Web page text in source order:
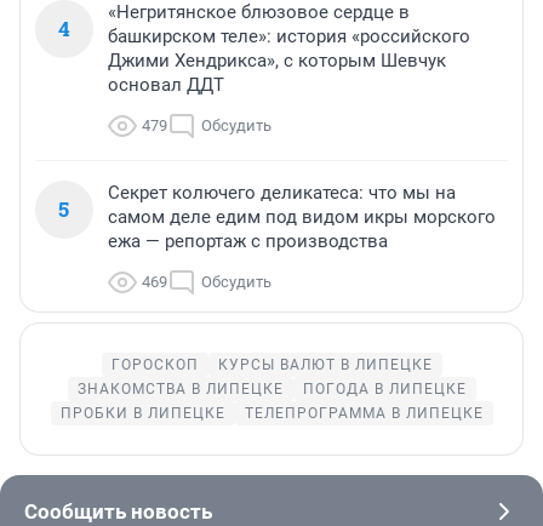
4
«Негритянское блюзовое сердце в
башкирском теле»: история «российского
Джими Хендрикса», с которым Шевчук
основал ДДТ
479 Обсудить
5
Секрет колючего деликатеса: что мы на
самом деле едим под видом икры морского
ежа — репортаж с производства
469 Обсудить
ГОРОСКОП
КУРСЫ ВАЛЮТ В ЛИПЕЦКЕ
ЗНАКОМСТВА В ЛИПЕЦКЕ
ПОГОДА В ЛИПЕЦКЕ
ПРОБКИ В ЛИПЕЦКЕ
ТЕЛЕПРОГРАММА В ЛИПЕЦКЕ
Сообщить новость